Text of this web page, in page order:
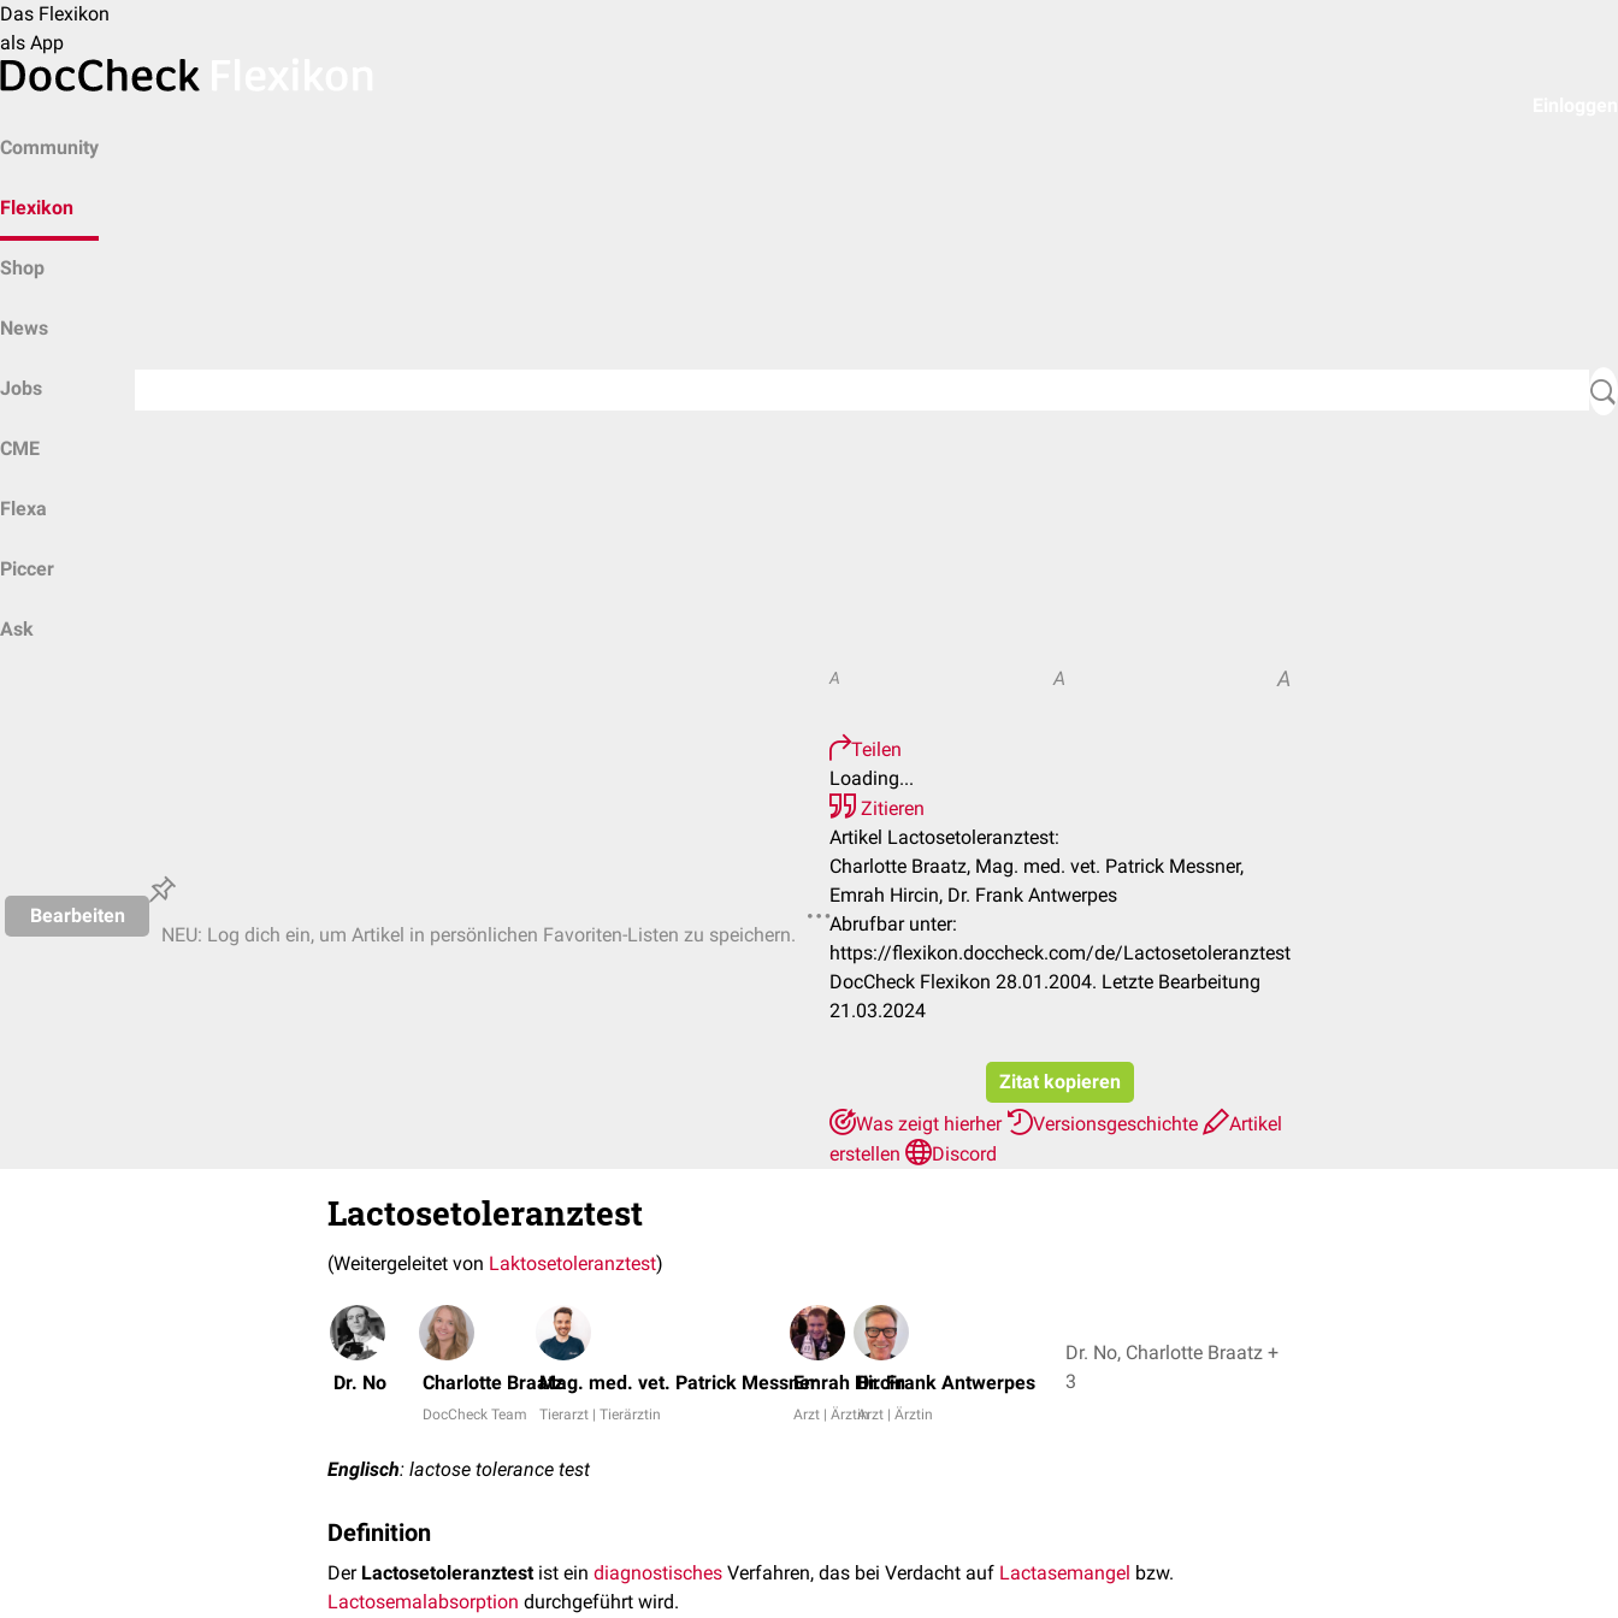
Das Flexikon
als App
Community
Flexikon
Shop
News
Jobs
CME
Flexa
Piccer
Ask
Bearbeiten
NEU: Log dich ein, um Artikel in persönlichen Favoriten-Listen zu speichern.
A A A
Teilen
Loading...
Zitieren
Artikel Lactosetoleranztest:
Charlotte Braatz, Mag. med. vet. Patrick Messner,
Emrah Hircin, Dr. Frank Antwerpes
Abrufbar unter:
https://flexikon.doccheck.com/de/Lactosetoleranztest
DocCheck Flexikon 28.01.2004. Letzte Bearbeitung
21.03.2024
Zitat kopieren
Was zeigt hierher
Versionsgeschichte
Artikel
erstellen
Discord
Lactosetoleranztest
(Weitergeleitet von Laktosetoleranztest)
Dr. No Charlotte Braatz
DocCheck Team
Mag. med. vet. Patrick Messner
Tierarzt | Tierärztin
Emrah Hircin
Arzt | Ärztin
Dr. Frank Antwerpes
Arzt | Ärztin
Dr. No, Charlotte Braatz +
3
Englisch: lactose tolerance test
Definition
Der Lactosetoleranztestist ein diagnostisches Verfahren, das bei Verdacht auf Lactasemangel bzw.
Lactosemalabsorption durchgeführt wird.